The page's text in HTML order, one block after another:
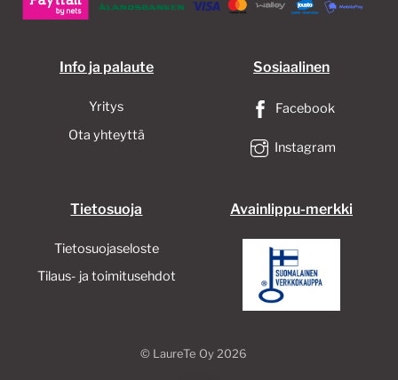
tuotteen
Info ja palaute
Yritys
Ota yhteyttä
Sosiaalinen
Facebook
Instagram
Tietosuoja
Tietosuojaseloste
Tilaus- ja toimitusehdot
Avainlippu-merkki
© LaureTe Oy2026